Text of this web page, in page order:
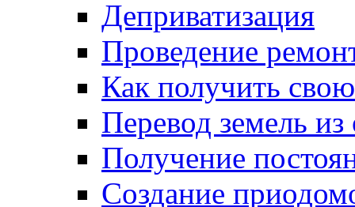
Деприватизация
Проведение
Как получить
Перевод земель
Получение
Создание